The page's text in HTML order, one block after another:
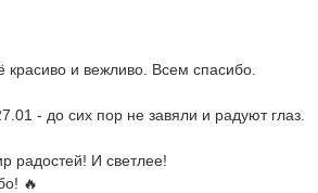
красиво и вежливо. Всем спасибо.
- до сих пор не завяли и радуют глаз.
радостей! И светлее!
🔥